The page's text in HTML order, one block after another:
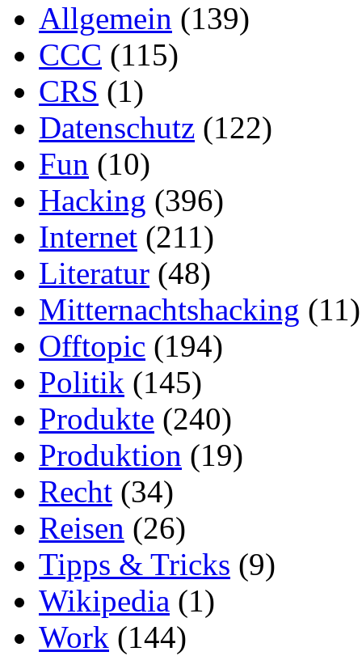
Allgemein (139)
CCC (115)
CRS (1)
Datenschutz (122)
Fun (10)
Hacking (396)
Internet (211)
Literatur (48)
Mitternachtshacking (11)
Offtopic (194)
Politik (145)
Produkte (240)
Produktion (19)
Recht (34)
Reisen (26)
Tipps & Tricks (9)
Wikipedia (1)
Work (144)